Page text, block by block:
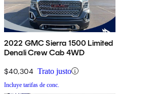
2022 GMC Sierra 1500 Limited
Denali Crew Cab 4WD
$40,304 Trato justo
Incluye tarifas de conc.